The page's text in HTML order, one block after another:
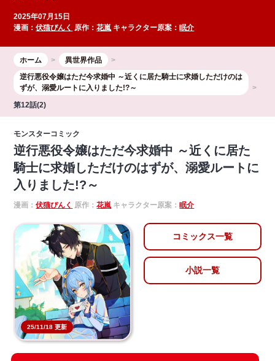
2025年07月15日
漫画：伏猫ぴんく 原作：花嵐 キャラクター原案：眠介
ホーム
異世界作品
逆行悪役令嬢はただ今求婚中 ～近くに居た騎士に求婚しただけのは
ずが、溺愛ルートに入りました!?～
第12話(2)
モンスターコミック
逆行悪役令嬢はただ今求婚中 ～近くに居た
騎士に求婚しただけのはずが、溺愛ルートに
入りました!?～
漫画：伏猫ぴんく 原作：花嵐 キャラクター原案：眠介
25/11/18 更新
コミックス一覧
小説一覧